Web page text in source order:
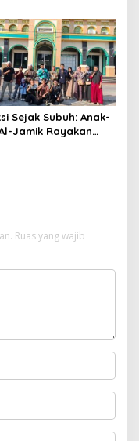
Total Jalan
Batang Natal- Natal
Sejak Subuh: Anak-
Jamik Rayakan
Ruas yang wajib